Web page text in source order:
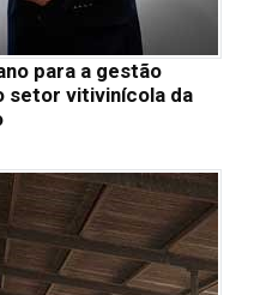
para a gestão
setor vitivinícola da